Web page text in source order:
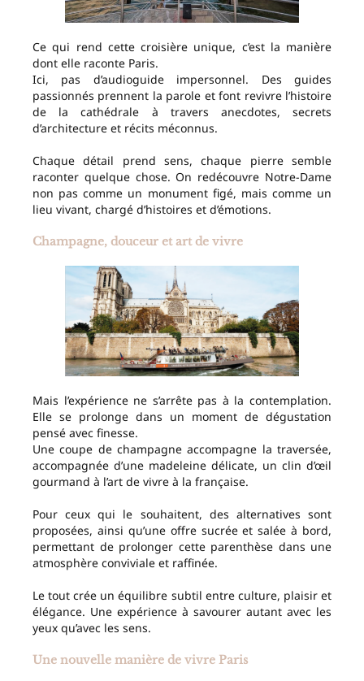
Ce qui rend cette croisière unique, c’est la manière
dont elle raconte Paris.
Ici, pas d’audioguide impersonnel. Des guides
passionnés prennent la parole et font revivre l’histoire
de la cathédrale à travers anecdotes, secrets
d’architecture et récits méconnus.
Chaque détail prend sens, chaque pierre semble
raconter quelque chose. On redécouvre Notre-Dame
non pas comme un monument figé, mais comme un
lieu vivant, chargé d’histoires et d’émotions.
Champagne, douceur et art de vivre
Mais l’expérience ne s’arrête pas à la contemplation.
Elle se prolonge dans un moment de dégustation
pensé avec finesse.
Une coupe de champagne accompagne la traversée,
accompagnée d’une madeleine délicate, un clin d’œil
gourmand à l’art de vivre à la française.
Pour ceux qui le souhaitent, des alternatives sont
proposées, ainsi qu’une offre sucrée et salée à bord,
permettant de prolonger cette parenthèse dans une
atmosphère conviviale et raffinée.
Le tout crée un équilibre subtil entre culture, plaisir et
élégance. Une expérience à savourer autant avec les
yeux qu’avec les sens.
Une nouvelle manière de vivre Paris